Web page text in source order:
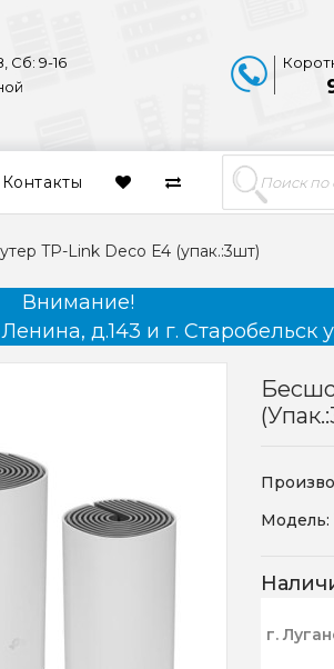
Сб: 9-16
Контакты
TP-Link Deco E4 (упак.:3шт)
Внимание!
д.143 и г. Старобельск
Модель:
г.